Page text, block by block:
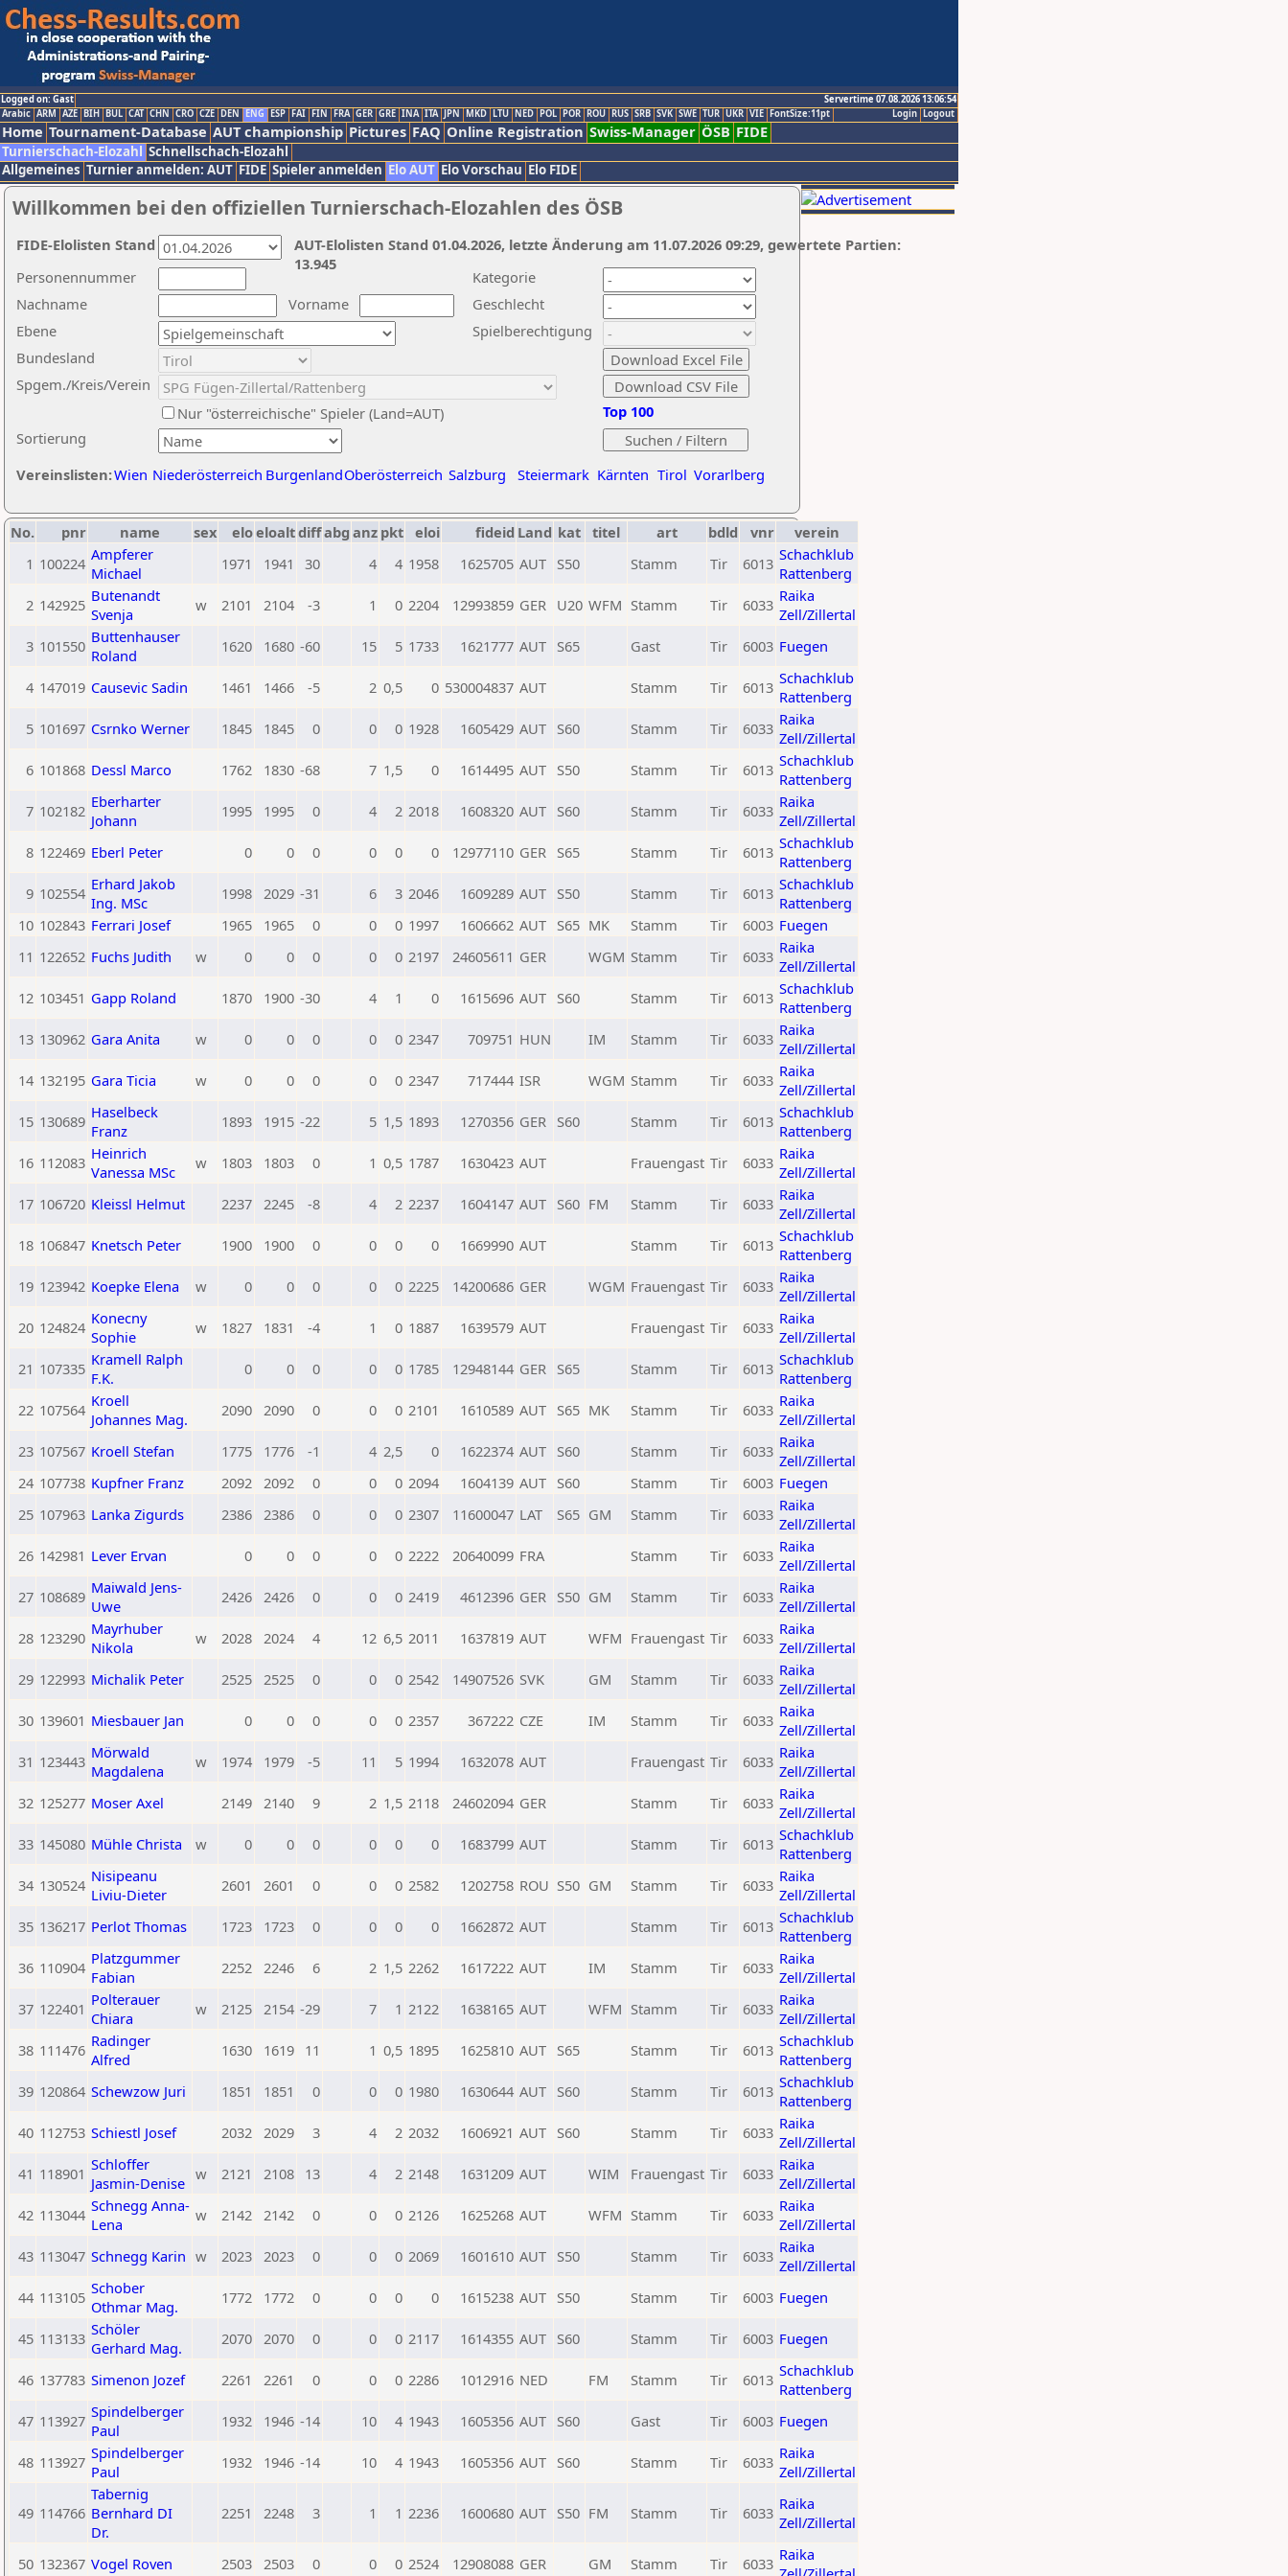
Logged on: Gast
Servertime 07.08.2026 13:06:54
Logout
Login
Arabic ARM AZE BIH BUL CAT CHN CRO CZE DEN ENG ESP FAI FIN FRA GER GRE INA ITA JPN MKD LTU NED POL POR ROU RUS SRB SVK SWE TUR UKR VIE FontSize:11pt
Home Tournament-Database AUT championship Pictures FAQ Online Registration Swiss-Manager ÖSB FIDE
Turnierschach-Elozahl Schnellschach-Elozahl
Allgemeines Turnier anmelden: AUT FIDE Spieler anmelden Elo AUT Elo Vorschau Elo FIDE
Willkommen bei den offiziellen Turnierschach-Elozahlen des ÖSB
Nachname
Vorname
Ebene
Kategorie
Sortierung
Personennummer
Bundesland
Spgem./Kreis/Verein
Geschlecht
Nur "österreichische" Spieler (Land=AUT)
Spielberechtigung
Vereinslisten:Wien Niederösterreich BurgenlandOberösterreich Salzburg Steiermark Kärnten Tirol Vorarlberg
Top 100
AUT-Elolisten Stand 01.04.2026, letzte Änderung am 11.07.2026 09:29, gewertete Partien:
13.945
FIDE-Elolisten Stand
No. pnr name sex eloeloaltdiffabg anz pkt eloi fideid Land kat titel art bdld vnr
verein
1 100224 Ampferer
Michael
1971 1941 30 4 4 1958 1625705 AUT S50 Stamm Tir 6013 Schachklub
Rattenberg
2 142925 Butenandt
Svenja
w 2101 2104 -3 1 0 2204 12993859 GER U20 WFM Stamm Tir 6033 Raika
Zell/Zillertal
3 101550 Buttenhauser
Roland
1620 1680 -60 15 5 1733 1621777 AUT S65 Gast Tir 6003 Fuegen
4 147019 Causevic Sadin 1461 1466 -5 2 0,5 0 530004837 AUT Stamm Tir 6013 Schachklub
Rattenberg
5 101697 Csrnko Werner 1845 1845 0 0 0 1928 1605429 AUT S60 Stamm Tir 6033 Raika
Zell/Zillertal
6 101868 Dessl Marco 1762 1830 -68 7 1,5 0 1614495 AUT S50 Stamm Tir 6013 Schachklub
Rattenberg
7 102182 Eberharter
Johann
1995 1995 0 4 2 2018 1608320 AUT S60 Stamm Tir 6033 Raika
Zell/Zillertal
8 122469 Eberl Peter 0 0 0 0 0 0 12977110 GER S65 Stamm Tir 6013 Schachklub
Rattenberg
9 102554 Erhard Jakob
Ing. MSc
1998 2029 -31 6 3 2046 1609289 AUT S50 Stamm Tir 6013 Schachklub
Rattenberg
10 102843 Ferrari Josef 1965 1965 0 0 0 1997 1606662 AUT S65 MK Stamm Tir 6003 Fuegen
11 122652 Fuchs Judith w 0 0 0 0 0 2197 24605611 GER WGM Stamm Tir 6033 Raika
Zell/Zillertal
12 103451 Gapp Roland 1870 1900 -30 4 1 0 1615696 AUT S60 Stamm Tir 6013 Schachklub
Rattenberg
13 130962 Gara Anita w 0 0 0 0 0 2347 709751 HUN IM Stamm Tir 6033 Raika
Zell/Zillertal
14 132195 Gara Ticia w 0 0 0 0 0 2347 717444 ISR WGM Stamm Tir 6033 Raika
Zell/Zillertal
15 130689 Haselbeck
Franz
1893 1915 -22 5 1,5 1893 1270356 GER S60 Stamm Tir 6013 Schachklub
Rattenberg
16 112083 Heinrich
Vanessa MSc
w 1803 1803 0 1 0,5 1787 1630423 AUT Frauengast Tir 6033 Raika
Zell/Zillertal
17 106720 Kleissl Helmut 2237 2245 -8 4 2 2237 1604147 AUT S60 FM Stamm Tir 6033 Raika
Zell/Zillertal
18 106847 Knetsch Peter 1900 1900 0 0 0 0 1669990 AUT Stamm Tir 6013 Schachklub
Rattenberg
19 123942 Koepke Elena w 0 0 0 0 0 2225 14200686 GER WGM Frauengast Tir 6033 Raika
Zell/Zillertal
20 124824 Konecny
Sophie
w 1827 1831 -4 1 0 1887 1639579 AUT Frauengast Tir 6033 Raika
Zell/Zillertal
21 107335 Kramell Ralph
F.K.
0 0 0 0 0 1785 12948144 GER S65 Stamm Tir 6013 Schachklub
Rattenberg
22 107564 Kroell
Johannes Mag.
2090 2090 0 0 0 2101 1610589 AUT S65 MK Stamm Tir 6033 Raika
Zell/Zillertal
23 107567 Kroell Stefan 1775 1776 -1 4 2,5 0 1622374 AUT S60 Stamm Tir 6033 Raika
Zell/Zillertal
24 107738 Kupfner Franz 2092 2092 0 0 0 2094 1604139 AUT S60 Stamm Tir 6003 Fuegen
25 107963 Lanka Zigurds 2386 2386 0 0 0 2307 11600047 LAT S65 GM Stamm Tir 6033 Raika
Zell/Zillertal
26 142981 Lever Ervan 0 0 0 0 0 2222 20640099 FRA Stamm Tir 6033 Raika
Zell/Zillertal
27 108689 Maiwald Jens-
Uwe
2426 2426 0 0 0 2419 4612396 GER S50 GM Stamm Tir 6033 Raika
Zell/Zillertal
28 123290 Mayrhuber
Nikola
w 2028 2024 4 12 6,5 2011 1637819 AUT WFM Frauengast Tir 6033 Raika
Zell/Zillertal
29 122993 Michalik Peter 2525 2525 0 0 0 2542 14907526 SVK GM Stamm Tir 6033 Raika
Zell/Zillertal
30 139601 Miesbauer Jan 0 0 0 0 0 2357 367222 CZE IM Stamm Tir 6033 Raika
Zell/Zillertal
31 123443 Mörwald
Magdalena
w 1974 1979 -5 11 5 1994 1632078 AUT Frauengast Tir 6033 Raika
Zell/Zillertal
32 125277 Moser Axel 2149 2140 9 2 1,5 2118 24602094 GER Stamm Tir 6033 Raika
Zell/Zillertal
33 145080 Mühle Christa w 0 0 0 0 0 0 1683799 AUT Stamm Tir 6013 Schachklub
Rattenberg
34 130524 Nisipeanu
Liviu-Dieter
2601 2601 0 0 0 2582 1202758 ROU S50 GM Stamm Tir 6033 Raika
Zell/Zillertal
35 136217 Perlot Thomas 1723 1723 0 0 0 0 1662872 AUT Stamm Tir 6013 Schachklub
Rattenberg
36 110904 Platzgummer
Fabian
2252 2246 6 2 1,5 2262 1617222 AUT IM Stamm Tir 6033 Raika
Zell/Zillertal
37 122401 Polterauer
Chiara
w 2125 2154 -29 7 1 2122 1638165 AUT WFM Stamm Tir 6033 Raika
Zell/Zillertal
38 111476 Radinger
Alfred
1630 1619 11 1 0,5 1895 1625810 AUT S65 Stamm Tir 6013 Schachklub
Rattenberg
39 120864 Schewzow Juri 1851 1851 0 0 0 1980 1630644 AUT S60 Stamm Tir 6013 Schachklub
Rattenberg
40 112753 Schiestl Josef 2032 2029 3 4 2 2032 1606921 AUT S60 Stamm Tir 6033 Raika
Zell/Zillertal
41 118901 Schloffer
Jasmin-Denise w 2121 2108 13 4 2 2148 1631209 AUT WIM Frauengast Tir 6033 Raika
Zell/Zillertal
42 113044 Schnegg Anna-
Lena
w 2142 2142 0 0 0 2126 1625268 AUT WFM Stamm Tir 6033 Raika
Zell/Zillertal
43 113047 Schnegg Karin w 2023 2023 0 0 0 2069 1601610 AUT S50 Stamm Tir 6033 Raika
Zell/Zillertal
44 113105 Schober
Othmar Mag.
1772 1772 0 0 0 0 1615238 AUT S50 Stamm Tir 6003 Fuegen
45 113133 Schöler
Gerhard Mag.
2070 2070 0 0 0 2117 1614355 AUT S60 Stamm Tir 6003 Fuegen
46 137783 Simenon Jozef 2261 2261 0 0 0 2286 1012916 NED FM Stamm Tir 6013 Schachklub
Rattenberg
47 113927 Spindelberger
Paul
1932 1946 -14 10 4 1943 1605356 AUT S60 Gast Tir 6003 Fuegen
48 113927 Spindelberger
Paul
1932 1946 -14 10 4 1943 1605356 AUT S60 Stamm Tir 6033 Raika
Zell/Zillertal
49 114766
Tabernig
Bernhard DI
Dr.
2251 2248 3 1 1 2236 1600680 AUT S50 FM Stamm Tir 6033 Raika
Zell/Zillertal
50 132367 Vogel Roven 2503 2503 0 0 0 2524 12908088 GER GM Stamm Tir 6033 Raika